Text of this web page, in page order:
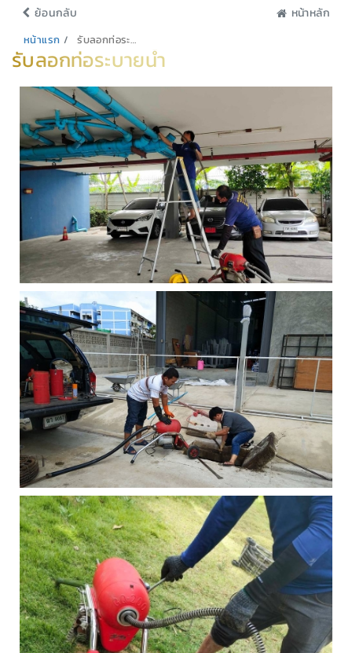
ย้อนกลับ หน้าหลัก
หน้าแรก รับลอกท่อระบายน้ำ
รับลอกท่อระบายน้ำ